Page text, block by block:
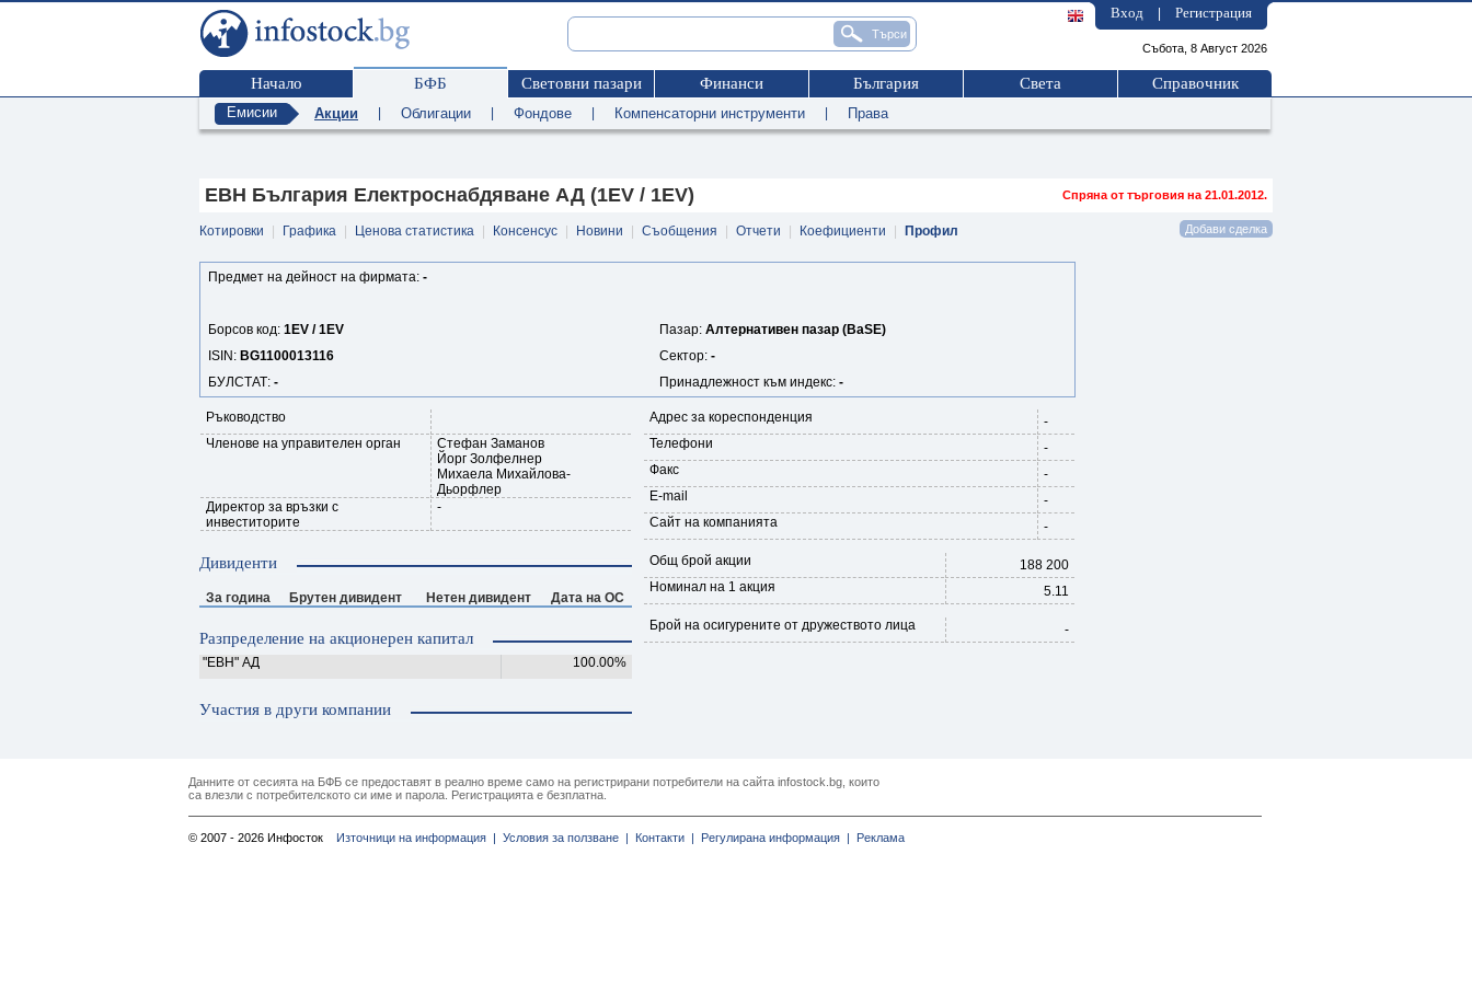
Вход Регистрация
Събота, 8 Август 2026
Начало БФБ Световни пазари Финанси България Света Справочник
Емисии Акции Облигации Фондове Компенсаторни инструменти Права
Спряна от търговия на 21.01.2012.
ЕВН България Електроснабдяване АД (1EV / 1EV)
Котировки Графика Ценова статистика Консенсус Новини Съобщения Отчети Коефициенти Профил
Предмет на дейност на фирмата: -
Борсов код: 1EV / 1EV Пазар: Алтернативен пазар (BaSE)
ISIN: BG1100013116 Сектор: -
БУЛСТАТ: - Принадлежност към индекс: -
Адрес за кореспонденция
-
Телефони
-
Факс
-
E-mail
-
Сайт на компанията
-
Общ брой акции
188 200
Номинал на 1 акция
5.11
Брой на осигурените от дружеството лица -
Ръководство
Членове на управителен орган
Стефан Заманов
Йорг Золфелнер
Михаела Михайлова-
Дьорфлер
Директор за връзки с
инвеститорите
-
Дивиденти
За година Брутен дивидент Нетен дивидент Дата на ОС
Разпределение на акционерен капитал
"ЕВН" АД 100.00%
Участия в други компании
Данните от сесията на БФБ се предоставят в реално време само на регистрирани потребители на сайта infostock.bg, които
са влезли с потребителското си име и парола. Регистрацията е безплатна.
© 2007 - 2026 Инфосток Източници на информация | Условия за ползване | Контакти | Регулирана информация | Реклама